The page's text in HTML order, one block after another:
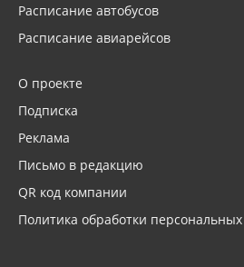
Расписание автобусов
Расписание авиарейсов
О проекте
Подписка
Реклама
Письмо в редакцию
QR код компании
Политика обработки